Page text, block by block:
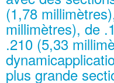
(1,78
millimètres), de
.210 (5,33
plus grande